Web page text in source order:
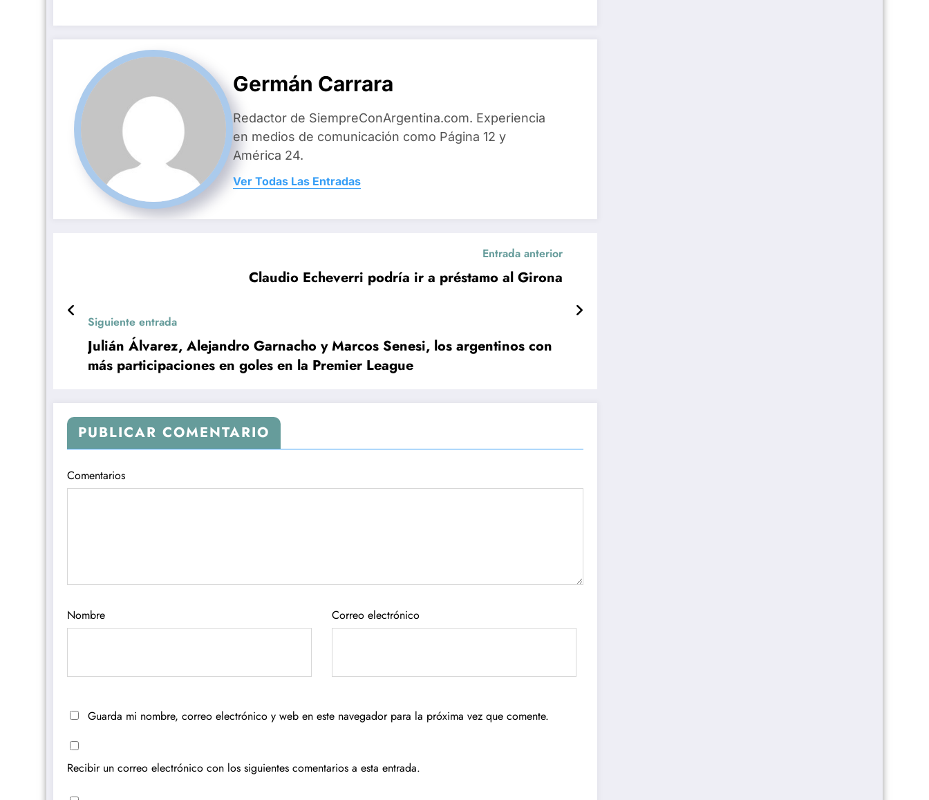
Germán Carrara
Redactor de SiempreConArgentina.com. Experiencia
en medios de comunicación como Página 12 y
América 24.
Ver Todas Las Entradas
Entrada anterior
Claudio Echeverri podría ir a préstamo al Girona
Siguiente entrada
Julián Álvarez, Alejandro Garnacho y Marcos Senesi, los argentinos con
más participaciones en goles en la Premier League
PUBLICAR COMENTARIO
Comentarios
Nombre Correo electrónico
Guarda mi nombre, correo electrónico y web en este navegador para la próxima vez que comente.
Recibir un correo electrónico con los siguientes comentarios a esta entrada.